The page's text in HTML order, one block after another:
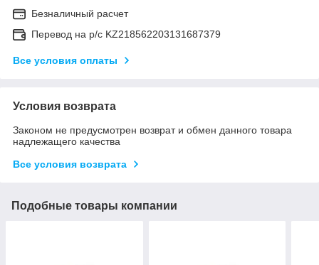
Безналичный расчет
Перевод на р/с KZ218562203131687379
Все условия оплаты
Условия возврата
Законом не предусмотрен возврат и обмен данного товара
надлежащего качества
Все условия возврата
Подобные товары компании